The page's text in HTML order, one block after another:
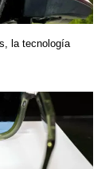
la tecnología